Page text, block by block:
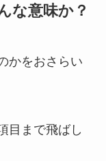
な意味か？
かをおさらい
目まで飛ばし